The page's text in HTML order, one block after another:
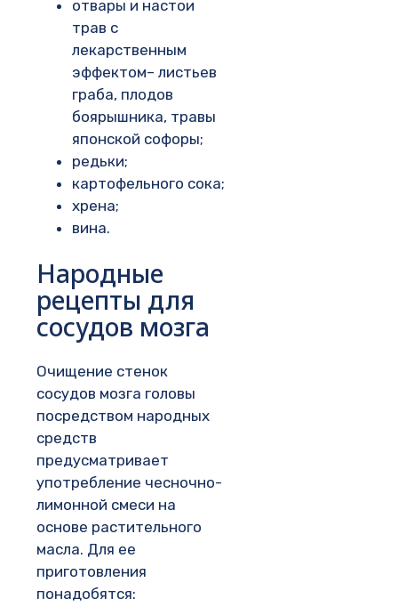
отвары и настои
трав с
лекарственным
эффектом– листьев
граба, плодов
боярышника, травы
японской софоры;
редьки;
картофельного сока;
хрена;
вина.
Народные
рецепты для
сосудов мозга
Очищение стенок
сосудов мозга головы
посредством народных
средств
предусматривает
употребление чесночно-
лимонной смеси на
основе растительного
масла. Для ее
приготовления
понадобятся: